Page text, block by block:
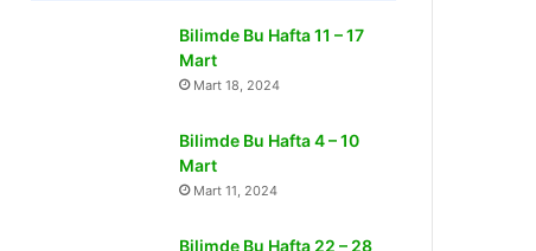
Bilimde Bu Hafta 11 – 17
Mart
Mart 18, 2024
Bilimde Bu Hafta 4 – 10
Mart
Mart 11, 2024
Bilimde Bu Hafta 22 – 28